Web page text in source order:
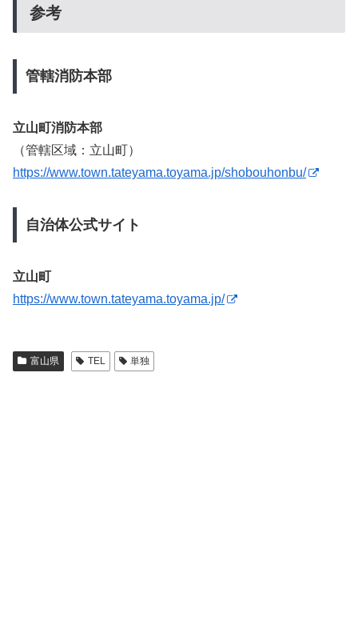
参考
管轄消防本部
立山町消防本部
（管轄区域：立山町）
https://www.town.tateyama.toyama.jp/shobouhonbu/
自治体公式サイト
立山町
https://www.town.tateyama.toyama.jp/
富山県 TEL 単独